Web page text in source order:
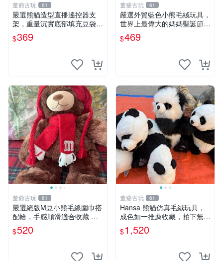
董爺古玩 61
嚴選熊貓造型直播遙控器支
架，重量沉實底部填充豆袋，
手機遙控器最佳架設選擇推薦
直播遙控器支架 毛絨玩具 支
$369
董爺古玩 61
嚴選外貿藍色小熊毛絨玩具，
世界上最偉大的媽媽聖誕節推
薦禮物 五角星 兒童玩具 母親
節
$469
董爺古玩 61
嚴選絕版M豆小熊毛線圍巾搭
配帢，手感順滑適合收藏 絕
版M豆小熊、圍巾、毛線帢
經典好搭
$520
董爺古玩 61
Hansa 熊貓仿真毛絨玩具，
成色如一推薦收藏，拍下無疑
心 熊貓 毛絨玩具 收藏
$1,520